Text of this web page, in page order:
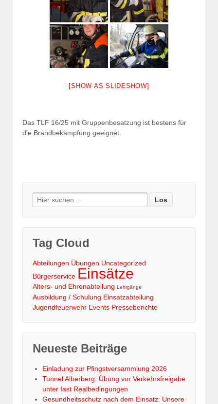
[SHOW AS SLIDESHOW]
Das TLF 16/25 mit Gruppenbesatzung ist bestens für
die Brandbekämpfung geeignet.
Search
for:
Tag Cloud
Abteilungen Übungen Uncategorized
Bürgerservice Einsätze
Alters- und Ehrenabteilung Lehrgänge
Ausbildung / Schulung Einsatzabteilung
Jugendfeuerwehr Events Presseberichte
Neueste Beiträge
Einladung zur Pfingstversammlung 2026
Tunnel Alberberg: Übung vor Verkehrsfreigabe
unter fast Realbedingungen
Gesundheitsschutz nach dem Einsatz: Unsere